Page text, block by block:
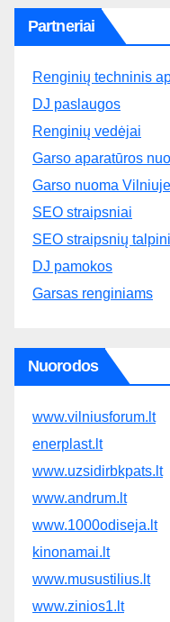
Partneriai
Renginių techninis
DJ paslaugos
Renginių vedėjai
Garso aparatūros
Garso nuoma Vilniuje
SEO straipsniai
SEO straipsnių
DJ pamokos
Garsas renginiams
Nuorodos
www.vilniusforum.lt
enerplast.lt
www.uzsidirbkpats.lt
www.andrum.lt
www.1000odiseja.lt
kinonamai.lt
www.musustilius.lt
www.zinios1.lt